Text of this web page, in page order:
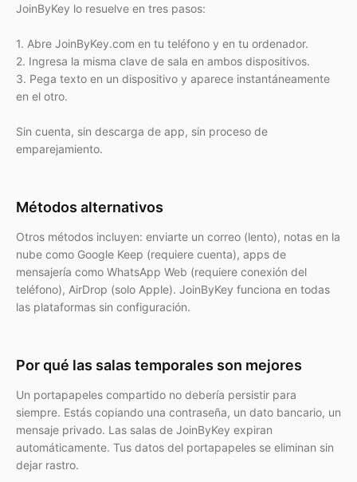
JoinByKey lo resuelve en tres pasos:
1. Abre JoinByKey.com en tu teléfono y en tu ordenador.
2. Ingresa la misma clave de sala en ambos dispositivos.
3. Pega texto en un dispositivo y aparece instantáneamente
en el otro.
Sin cuenta, sin descarga de app, sin proceso de
emparejamiento.
Métodos alternativos
Otros métodos incluyen: enviarte un correo (lento), notas en la
nube como Google Keep (requiere cuenta), apps de
mensajería como WhatsApp Web (requiere conexión del
teléfono), AirDrop (solo Apple). JoinByKey funciona en todas
las plataformas sin configuración.
Por qué las salas temporales son mejores
Un portapapeles compartido no debería persistir para
siempre. Estás copiando una contraseña, un dato bancario, un
mensaje privado. Las salas de JoinByKey expiran
automáticamente. Tus datos del portapapeles se eliminan sin
dejar rastro.